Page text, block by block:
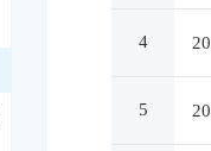
4
5